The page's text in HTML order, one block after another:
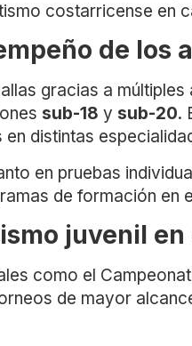
costarricense
de los
gracias a
sub-18 y sub-20.
distintas
en pruebas
de formación en
juvenil en
como el
de mayor